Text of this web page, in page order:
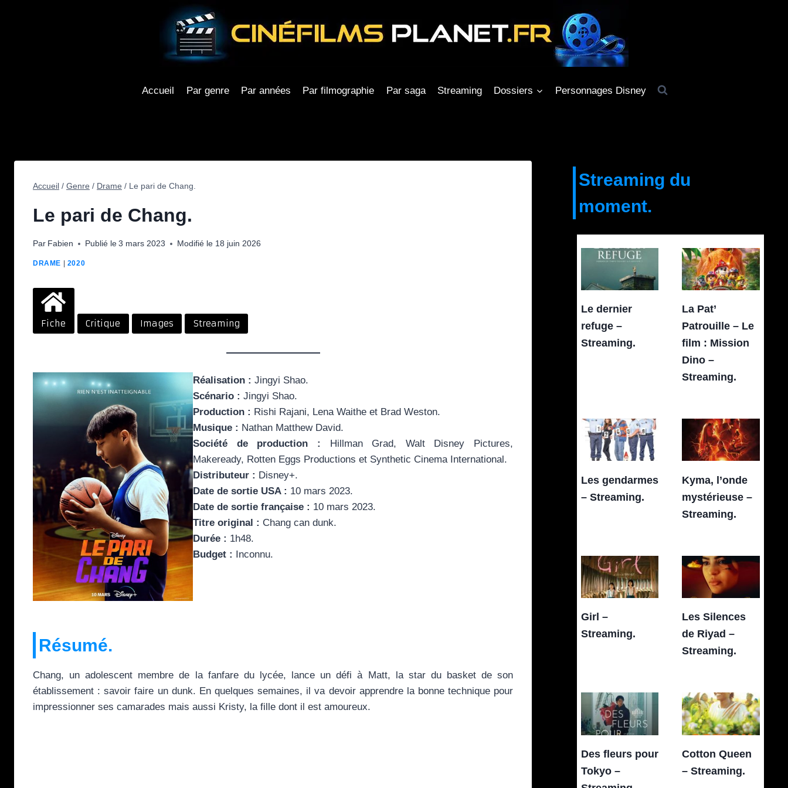
Accueil Par genre Par années Par filmographie Par saga Streaming Dossiers Personnages Disney
Accueil / Genre / Drame / Le pari de Chang.
Le pari de Chang.
Par Fabien Publié le 3 mars 2023 Modifié le 18 juin 2026
DRAME | 2020
Fiche Critique Images Streaming
Réalisation : Jingyi Shao.
Scénario : Jingyi Shao.
Production : Rishi Rajani, Lena Waithe et Brad Weston.
Musique : Nathan Matthew David.
Société de production :
Hillman Grad, Walt Disney Pictures,
Makeready, Rotten Eggs Productions et Synthetic Cinema International.
Distributeur : Disney+.
Date de sortie USA : 10 mars 2023.
Date de sortie française : 10 mars 2023.
Titre original : Chang can dunk.
Durée : 1h48.
Budget :
Inconnu.
Résumé.
Chang, un adolescent membre de la fanfare du lycée, lance un défi à Matt, la star du basket de son
établissement : savoir faire un dunk. En quelques semaines, il va devoir apprendre la bonne technique pour
impressionner ses camarades mais aussi Kristy, la fille dont il est amoureux.
Streaming du
moment.
Le dernier
refuge –
Streaming.
La Pat’
Patrouille – Le
film : Mission
Dino –
Streaming.
Les gendarmes
– Streaming.
Kyma, l’onde
mystérieuse –
Streaming.
Girl –
Streaming.
Les Silences
de Riyad –
Streaming.
Des fleurs pour
Tokyo –
Cotton Queen
– Streaming.